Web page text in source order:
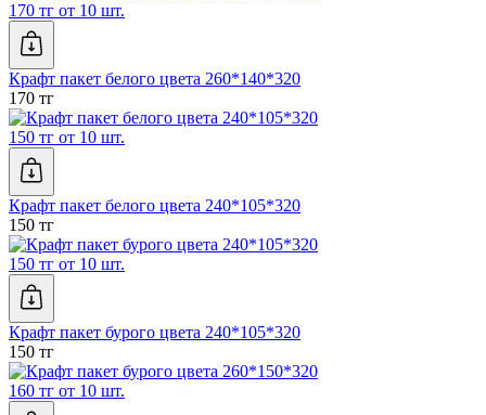
170 тг от 10 шт.
Крафт пакет белого цвета 260*140*320
170 тг
150 тг от 10 шт.
Крафт пакет белого цвета 240*105*320
150 тг
150 тг от 10 шт.
Крафт пакет бурого цвета 240*105*320
150 тг
160 тг от 10 шт.